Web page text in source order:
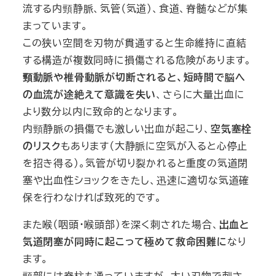
流する内頸静脈、気管（気道）、食道、脊髄などが集
まっています。
この狭い空間を刃物が貫通すると生命維持に直結
する構造が複数同時に損傷される危険があります。
頸動脈や椎骨動脈が切断されると、短時間で脳へ
の血流が途絶えて意識を失い、さらに大量出血に
より数分以内に致命的となります。
内頸静脈の損傷でも激しい出血が起こり、 空気塞栓
のリスクもあります（大静脈に空気が入ると心停止
を招き得る）。気管が切り裂かれると重度の気道閉
塞や出血性ショックをきたし、迅速に適切な気道確
保を行わなければ致死的です。
また喉（咽頭・喉頭部）を深く刺された場合、 出血と
気道閉塞が同時に起こって極めて救命困難になり
ます。